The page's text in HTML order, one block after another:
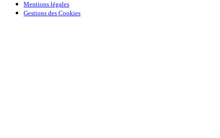
Mentions légales
Gestions des Cookies